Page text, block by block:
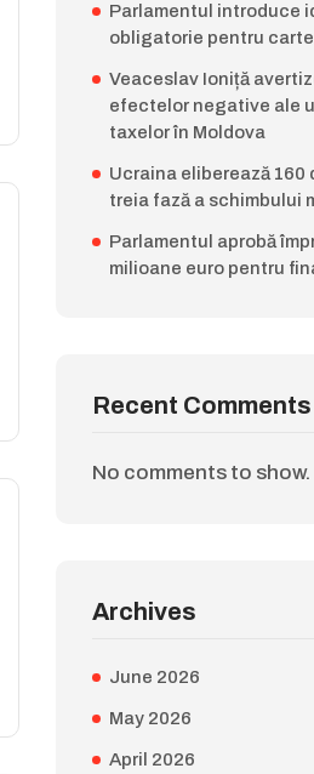
Parlamentul introduce
obligatorie pentru
Veaceslav Ioniță
efectelor negative ale
taxelor în Moldova
Ucraina eliberează 160
treia fază a schimbului
Parlamentul aprobă
milioane euro pentru
Recent Comments
No comments to show.
Archives
June 2026
May 2026
April 2026